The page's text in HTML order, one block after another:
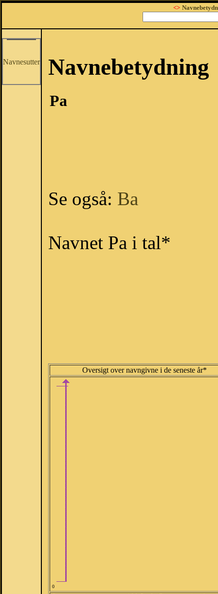
<>
Navnesutter Navnebetydning
Pa
Se også: Ba
Navnet Pa i tal*
Oversigt over navngivne i de seneste år*
0